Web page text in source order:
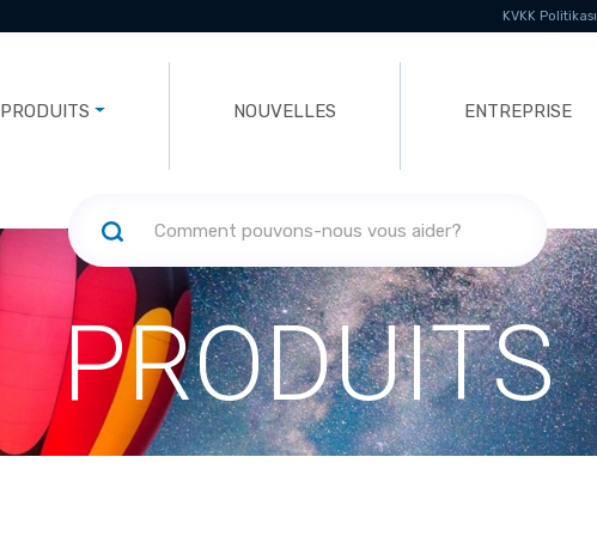
KVKK Politikası
PRODUITS NOUVELLES ENTREPRISE
PRODUITS